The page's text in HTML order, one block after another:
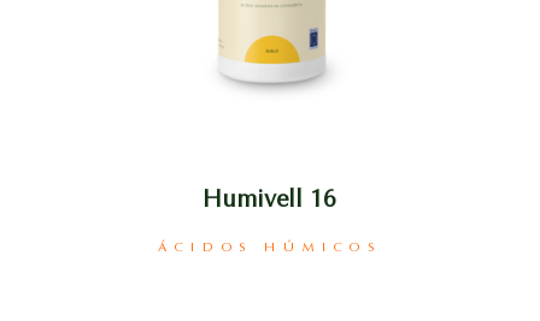
Humivell 16
ÁCIDOS HÚMICOS